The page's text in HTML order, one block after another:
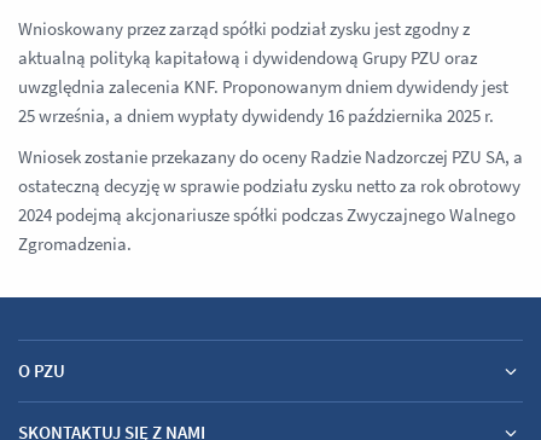
Wnioskowany przez zarząd spółki podział zysku jest zgodny z
aktualną polityką kapitałową i dywidendową Grupy PZU oraz
uwzględnia zalecenia KNF. Proponowanym dniem dywidendy jest
25 września, a dniem wypłaty dywidendy 16 października 2025 r.
Wniosek zostanie przekazany do oceny Radzie Nadzorczej PZU SA, a
ostateczną decyzję w sprawie podziału zysku netto za rok obrotowy
2024 podejmą akcjonariusze spółki podczas Zwyczajnego Walnego
Zgromadzenia.
O PZU
SKONTAKTUJ SIĘ Z NAMI